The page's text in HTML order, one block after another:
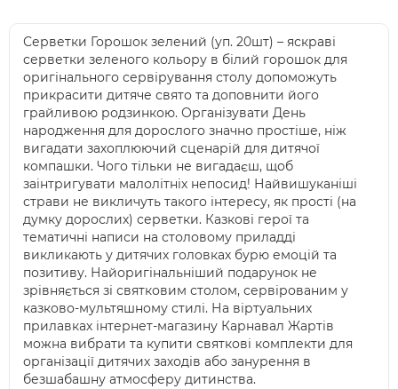
Серветки Горошок зелений (уп. 20шт) – яскраві
серветки зеленого кольору в білий горошок для
оригінального сервірування столу допоможуть
прикрасити дитяче свято та доповнити його
грайливою родзинкою. Організувати День
народження для дорослого значно простіше, ніж
вигадати захоплюючий сценарій для дитячої
компашки. Чого тільки не вигадаєш, щоб
заінтригувати малолітніх непосид! Найвишуканіші
страви не викличуть такого інтересу, як прості (на
думку дорослих) серветки. Казкові герої та
тематичні написи на столовому приладді
викликають у дитячих головках бурю емоцій та
позитиву. Найоригінальніший подарунок не
зрівняється зі святковим столом, сервірованим у
казково-мультяшному стилі. На віртуальних
прилавках інтернет-магазину Карнавал Жартів
можна вибрати та купити святкові комплекти для
організації дитячих заходів або занурення в
безшабашну атмосферу дитинства.